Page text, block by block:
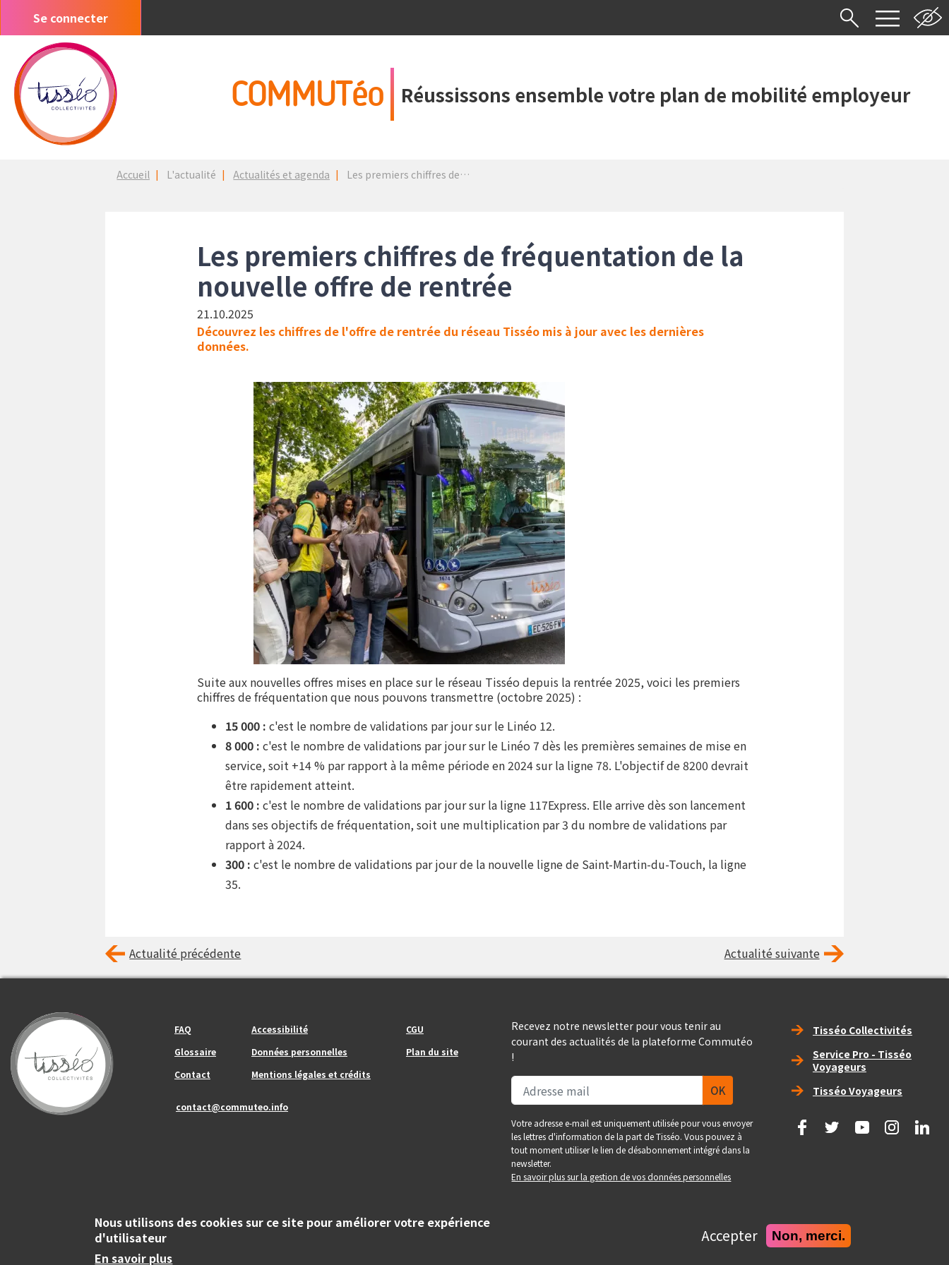
contenu
principal
Menu
compte
de
l'utilisateur
Se connecter
COMMUTéo Réussissons ensemble votre plan de mobilité employeur
Fil
Accueil L'actualité Actualités et agenda Les premiers chiffres de fréquentation de la nouvelle offre de rentrée
Les premiers chiffres de fréquentation de la
nouvelle offre de rentrée
21.10.2025
Découvrez les chiffres de l'offre de rentrée du réseau Tisséo mis à jour avec les dernières
données.
Suite aux nouvelles offres mises en place sur le réseau Tisséo depuis la rentrée 2025, voici les premiers
chiffres de fréquentation que nous pouvons transmettre (octobre 2025) :
15 000 :c'est le nombre de validations par jour sur le Linéo 12.
8 000 : c'est le nombre de validations par jour sur le Linéo 7 dès les premières semaines de mise en
service, soit +14 % par rapport à la même période en 2024 sur la ligne 78. L'objectif de 8200 devrait
être rapidement atteint.
1 600 : c'est le nombre de validations par jour sur la ligne 117Express. Elle arrive dès son lancement
dans ses objectifs de fréquentation, soit une multiplication par 3 du nombre de validations par
rapport à 2024.
300 : c'est le nombre de validations par jour de la nouvelle ligne de Saint-Martin-du-Touch, la ligne
35.
Actualité précédente Actualité suivante
FAQ
Glossaire
Contact
Footer_center
Accessibilité
Données personnelles
Mentions légales et crédits
CGU
Plan du site
contact@commuteo.info
Recevez notre newsletter pour vous tenir au
courant des actualités de la plateforme Commutéo
!
Votre adresse e-mail est uniquement utilisée pour vous envoyer
les lettres d'information de la part de Tisséo. Vous pouvez à
tout moment utiliser le lien de désabonnement intégré dans la
newsletter.
En savoir plus sur la gestion de vos données personnelles
Right_footer
Tisséo Collectivités
Service Pro - Tisséo
Voyageurs
Tisséo Voyageurs
social
© Tisséo Collectivités 2020 - Autorité organisatrice des mobilités de la grande agglomération toulousaine. Realise
Site conçu et développé par Pepper Cube
Nous utilisons des cookies sur ce site pour améliorer votre expérience
d'utilisateur
En savoir plus
Accepter Non, merci.